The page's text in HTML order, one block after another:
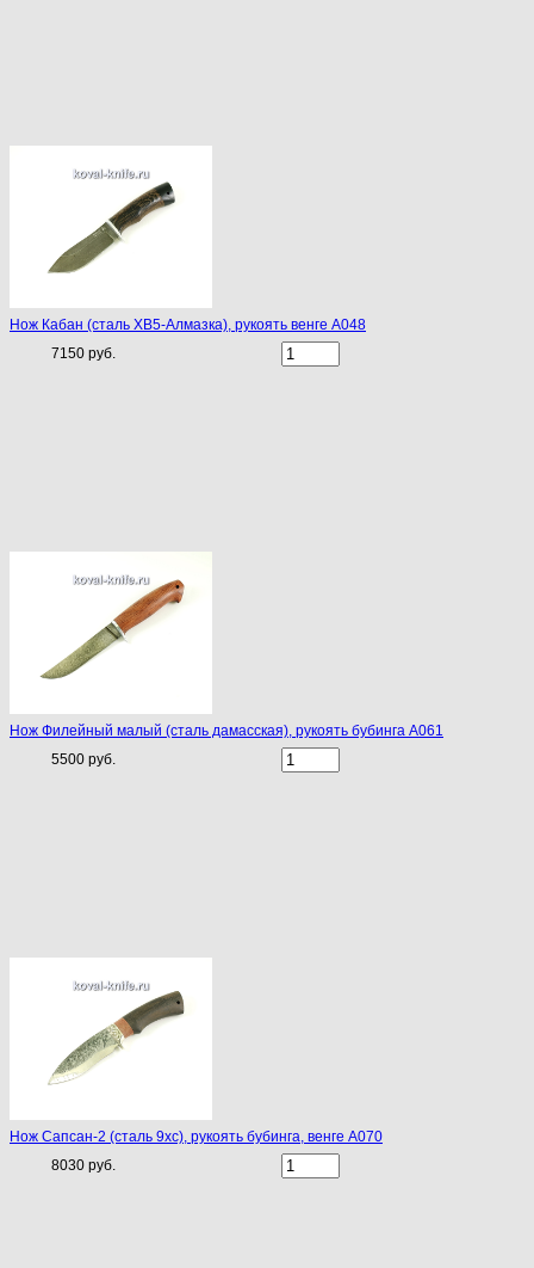
Нож Кабан (сталь ХВ5-Алмазка), рукоять венге A048
7150 руб.
Нож Филейный малый (сталь дамасская), рукоять бубинга A061
5500 руб.
Нож Сапсан-2 (сталь 9хс), рукоять бубинга, венге A070
8030 руб.